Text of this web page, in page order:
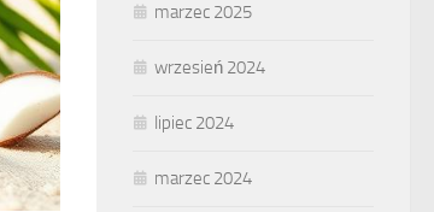
marzec 2025
wrzesień 2024
lipiec 2024
marzec 2024